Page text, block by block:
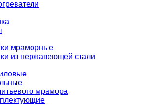
мраморные
из нержавеющей стали
мрамора